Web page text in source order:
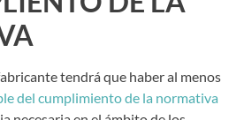
tendrá que haber al menos
del cumplimiento de la normativa